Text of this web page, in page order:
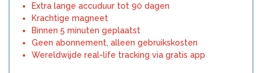
Extra lange accuduur tot 90 dagen
Krachtige magneet
Binnen 5 minuten geplaatst
Geen abonnement, alleen gebruikskosten
Wereldwijde real-life tracking via gratis app